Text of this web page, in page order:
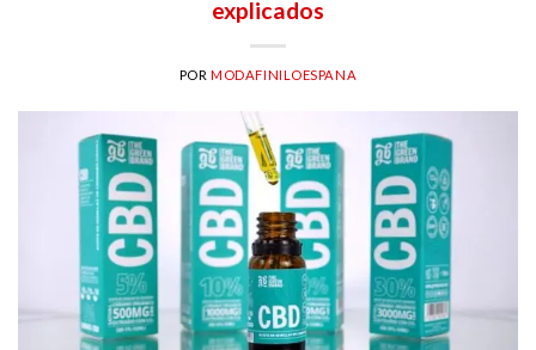
explicados
PORMODAFINILOESPANA